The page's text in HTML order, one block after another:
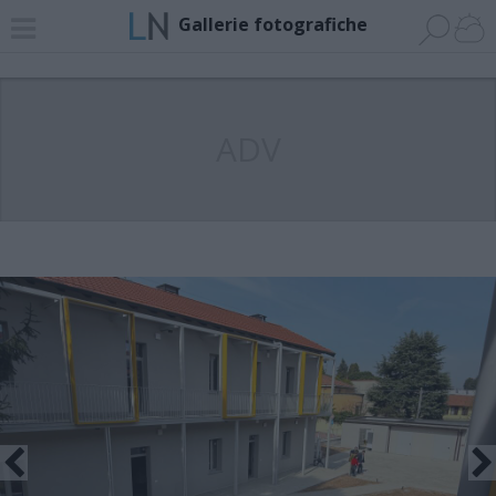
Gallerie fotografiche